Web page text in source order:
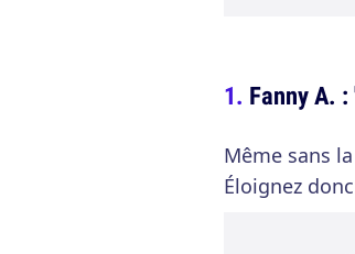
Fanny A.
Même sans
Éloignez